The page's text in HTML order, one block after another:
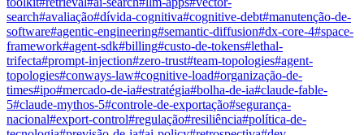
search#avaliação#dívida-cognitiva#cognitive-debt#manutenção-de-
software#agentic-engineering#semantic-diffusion#dx-core-4#space-
framework#agent-sdk#billing#custo-de-tokens#lethal-
trifecta#prompt-injection#zero-trust#team-topologies#agent-
topologies#conways-law#cognitive-load#organização-de-
times#ipo#mercado-de-ia#estratégia#bolha-de-ia#claude-fable-
5#claude-mythos-5#controle-de-exportação#segurança-
nacional#export-control#regulação#resiliência#política-de-